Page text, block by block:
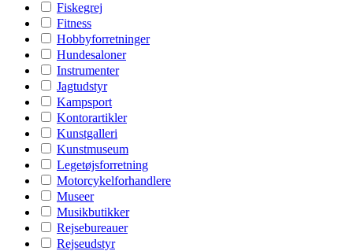
Fiskegrej
Fitness
Hobbyforretninger
Hundesaloner
Instrumenter
Jagtudstyr
Kampsport
Kontorartikler
Kunstgalleri
Kunstmuseum
Legetøjsforretning
Motorcykelforhandlere
Museer
Musikbutikker
Rejsebureauer
Rejseudstyr